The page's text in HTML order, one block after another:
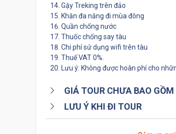
Gậy Treking trên đảo
Khăn đa năng đi mùa đông
Quần chống nước
Thuốc chống say tàu
Chi phí sử dụng wifi trên tàu
Thuế VAT 0%.
Lưu ý: Không được hoàn phí cho
GIÁ TOUR CHƯA BAO GỒM
LƯU Ý KHI ĐI TOUR